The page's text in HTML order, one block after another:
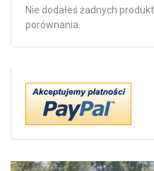
Nie dodałeś żadnych
porównania.